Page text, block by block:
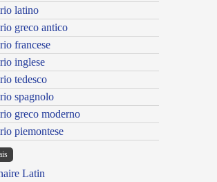
latino
greco antico
francese
inglese
tedesco
spagnolo
greco moderno
piemontese
Latin